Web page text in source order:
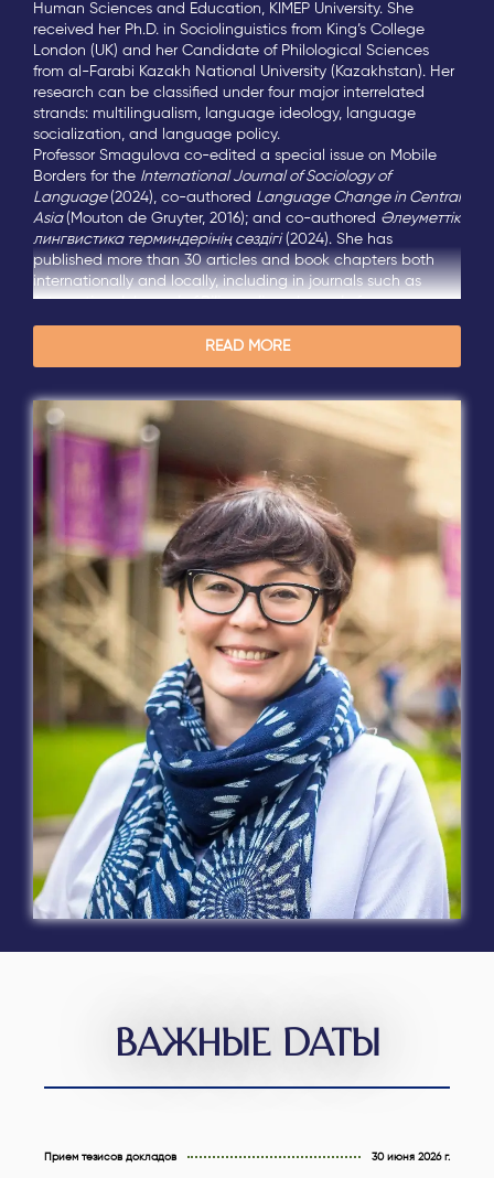
областям науки в Австралии. Кроме того, согласно базе
данных цитирования Stanford University, она входит в
верхние 2% наиболее цитируемых учёных мира.
Гордая своим монгольским наследием, профессор
Довчин активно внедряет в свои исследования южные
теории, включая взгляды коренных народов. Она
руководила несколькими высокоэффективными
исследовательскими проектами, направленными на
поддержку людей из числа коренных народов, беженцев
и мигрантов в Австралии и за её пределами.
Профессор Довчин является автором множества
исследовательских монографий и редактировала
как Cambridge University Press и Oxford University Press.
Кроме того, она опубликовала более 70 рецензируемых
научного мастерства в своей дисциплине.
Human Sciences and Education, KIMEP University. She
received her Ph.D. in Sociolinguistics from King’s College
London (UK) and her Candidate of Philological Sciences
from al-Farabi Kazakh National University (Kazakhstan). Her
research can be classified under four major interrelated
strands: multilingualism, language ideology, language
socialization, and language policy.
Professor Smagulova co-edited a special issue on Mobile
Borders for the International Journal of Sociology of
Language(2024), co-authored Language Change in Central
Asia(Mouton de Gruyter, 2016); and co-authored Әлеуметтік
лингвистика терминдерінің сөздігі(2024). She has
published more than 30 articles and book chapters both
internationally and locally, including in journals such as
International Journal of Bilingualism, Journal of
Sociolinguistics, International Journal of Bilingual Education
and Bilingualism, World Englishes,International Journal of
Sociology of Language, andJournal of Eurasian Studies. She
of Language TeachingandAdvances in Multilingual and
Multicultural Research
, and serves on the board of
Journal of
Sociolinguisticsand
International Journal of Sociology of
Language
READ MORE
ВАЖНЫЕ ДАТЫ
Прием тезисов докладов 30 июня 2026 г.